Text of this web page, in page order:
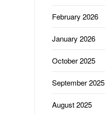
February 2026
January 2026
October 2025
September 2025
August 2025